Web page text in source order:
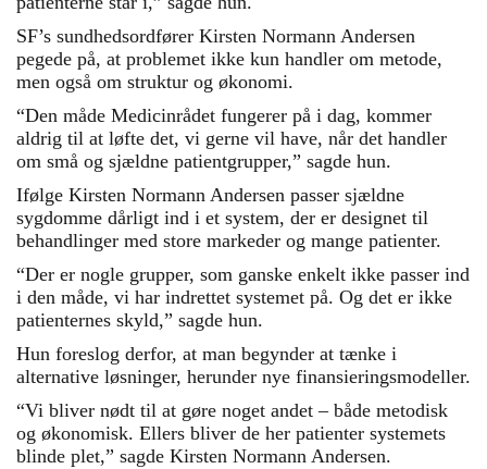
SF’s sundhedsordfører Kirsten Normann Andersen
pegede på, at problemet ikke kun handler om metode,
men også om struktur og økonomi.
“Den måde Medicinrådet fungerer på i dag, kommer
aldrig til at løfte det, vi gerne vil have, når det handler
om små og sjældne patientgrupper,” sagde hun.
Ifølge Kirsten Normann Andersen passer sjældne
sygdomme dårligt ind i et system, der er designet til
behandlinger med store markeder og mange patienter.
“Der er nogle grupper, som ganske enkelt ikke passer ind
i den måde, vi har indrettet systemet på. Og det er ikke
patienternes skyld,” sagde hun.
Hun foreslog derfor, at man begynder at tænke i
alternative løsninger, herunder nye finansieringsmodeller.
“Vi bliver nødt til at gøre noget andet – både metodisk
og økonomisk. Ellers bliver de her patienter systemets
blinde plet,” sagde Kirsten Normann Andersen.